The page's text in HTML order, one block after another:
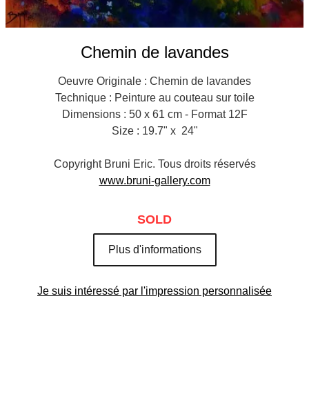
Chemin de lavandes
Oeuvre Originale : Chemin de lavandes
Technique : Peinture au couteau sur toile
Dimensions : 50 x 61 cm - Format 12F
Size : 19.7" x 24"
Copyright Bruni Eric. Tous droits réservés
www.bruni-gallery.com
SOLD
Plus d'informations
Je suis intéressé par l'impression personnalisée